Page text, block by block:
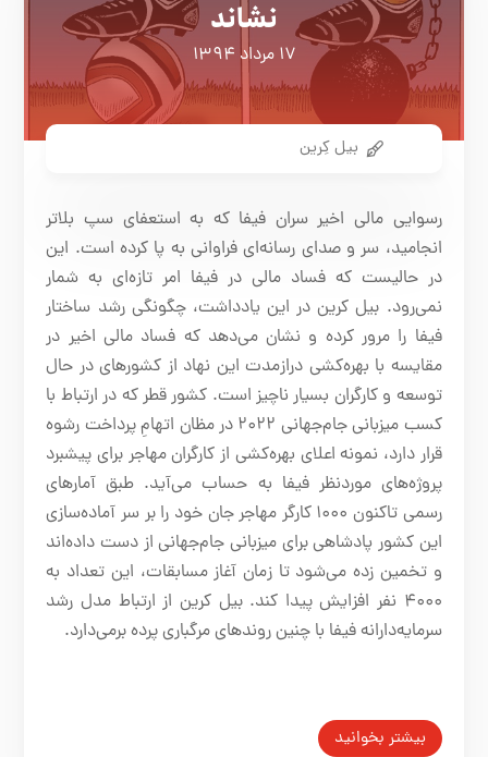
نشاند
۱۷ مرداد ۱۳۹۴
بیل کِرین
رسوایی مالی اخیر سران فیفا که به استعفای سپ بلاتر
انجامید، سر و صدای رسانه‌ای فراوانی به پا کرده است. این
در حالیست که فساد مالی در فیفا امر تازه‌ای به شمار
نمی‌رود. بیل کرین در این یادداشت، چگونگی رشد ساختار
فیفا را مرور کرده و نشان می‌دهد که فساد مالی اخیر در
مقایسه با بهره‌کشی درازمدت این نهاد از کشورهای در حال
توسعه و کارگران بسیار ناچیز است. کشور قطر که در ارتباط با
کسب میزبانی جام‌جهانی ۲۰۲۲ در مظان اتهامِ پرداخت رشوه
قرار دارد، نمونه اعلای بهره‌کشی از کارگران مهاجر برای پیشبرد
پروژه‌های موردنظر فیفا به حساب می‌آید. طبق آمارهای
رسمی تاکنون ۱۰۰۰ کارگر مهاجر جان خود را بر سر آماده‌سازی
این کشور پادشاهی برای میزبانی جام‌جهانی از دست داده‌اند
و تخمین زده می‌شود تا زمان آغاز مسابقات، این تعداد به
۴۰۰۰ نفر افزایش پیدا کند. بیل کرین از ارتباط مدل رشد
سرمایه‌دارانه فیفا با چنین روندهای مرگباری پرده برمی‌دارد.‌
بیشتر بخوانید